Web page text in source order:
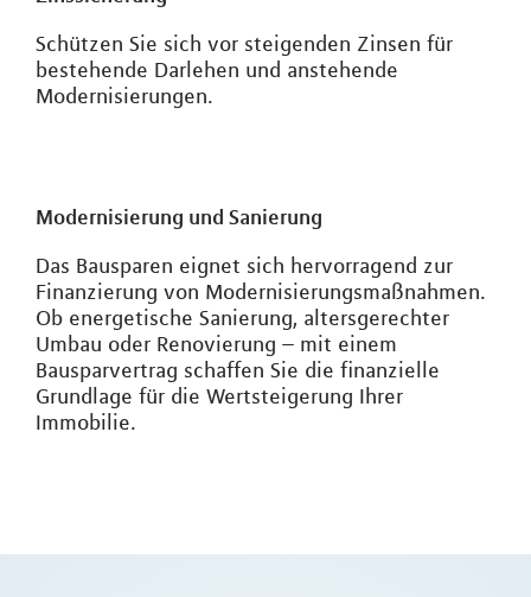
Schützen Sie sich vor steigenden Zinsen für
bestehende Darlehen und anstehende
Modernisierungen.
Modernisierung und Sanierung
Das Bausparen eignet sich hervorragend zur
Finanzierung von Modernisierungsmaßnahmen.
Ob energetische Sanierung, altersgerechter
Umbau oder Renovierung – mit einem
Bausparvertrag schaffen Sie die finanzielle
Grundlage für die Wertsteigerung Ihrer
Immobilie.